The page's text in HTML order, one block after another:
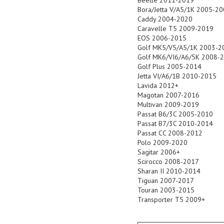
Bora/Jetta V/A5/1K 2005-
Caddy 2004-2020
Caravelle T5 2009-2019
EOS 2006-2015
Golf MK5/V5/A5/1K 2003-
Golf MK6/VI6/A6/5K 2008-
Golf Plus 2005-2014
Jetta VI/A6/1B 2010-2015
Lavida 2012+
Magotan 2007-2016
Multivan 2009-2019
Passat B6/3C 2005-2010
Passat B7/3C 2010-2014
Passat CC 2008-2012
Polo 2009-2020
Sagitar 2006+
Scirocco 2008-2017
Sharan II 2010-2014
Tiguan 2007-2017
Touran 2003-2015
Transporter T5 2009+